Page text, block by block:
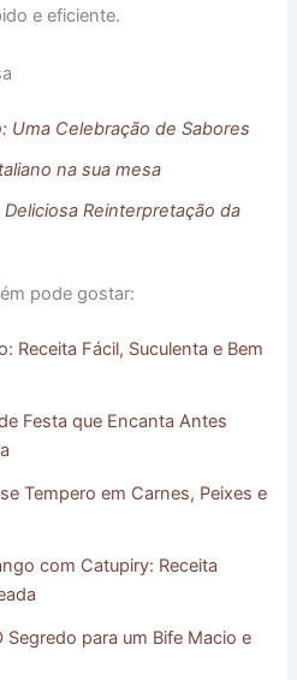
e eficiente.
Uma Celebração de Sabores
na sua mesa
Reinterpretação da
pode gostar:
Receita Fácil, Suculenta e Bem
Festa que Encanta Antes
Tempero em Carnes, Peixes e
com Catupiry: Receita
para um Bife Macio e